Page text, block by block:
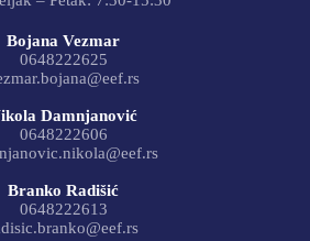
Bojana Vezmar
0648222625
Damnjanović
0648222606
Branko Radišić
0648222613